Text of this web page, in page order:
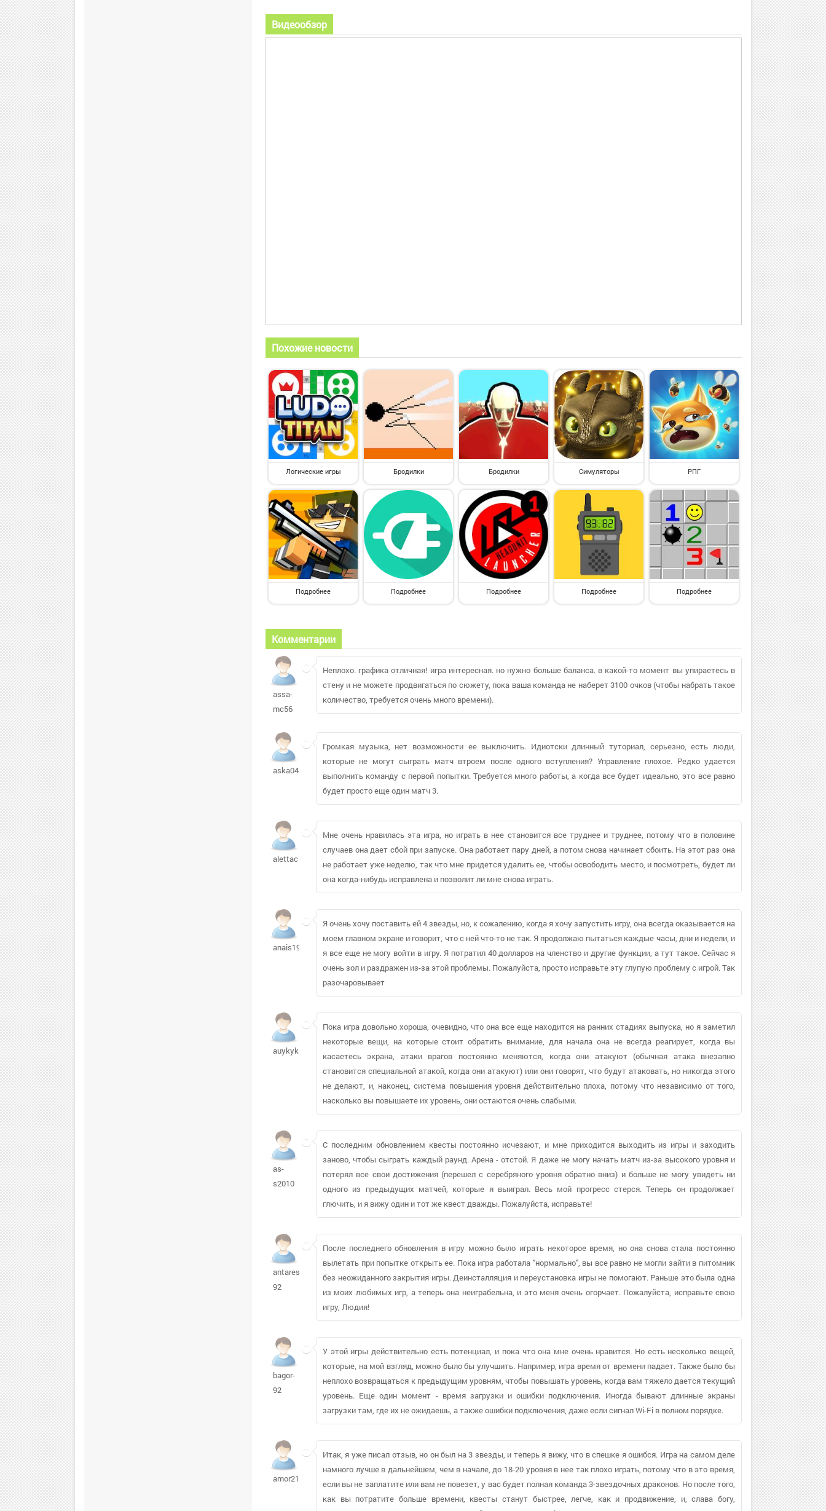
Видеообзор
Похожие новости
Логические игры Бродилки Бродилки Симуляторы РПГ
Подробнее Подробнее Подробнее Подробнее Подробнее
Комментарии
assa-
mc56
Неплохо. графика отличная! игра интересная. но нужно больше баланса. в какой-то момент вы упираетесь в
стену и не можете продвигаться по сюжету, пока ваша команда не наберет 3100 очков (чтобы набрать такое
количество, требуется очень много времени).
aska0485
Громкая музыка, нет возможности ее выключить. Идиотски длинный туториал, серьезно, есть люди,
которые не могут сыграть матч втроем после одного вступления? Управление плохое. Редко удается
выполнить команду с первой попытки. Требуется много работы, а когда все будет идеально, это все равно
будет просто еще один матч 3.
alettac
Мне очень нравилась эта игра, но играть в нее становится все труднее и труднее, потому что в половине
случаев она дает сбой при запуске. Она работает пару дней, а потом снова начинает сбоить. На этот раз она
не работает уже неделю, так что мне придется удалить ее, чтобы освободить место, и посмотреть, будет ли
она когда-нибудь исправлена и позволит ли мне снова играть.
anais1973
Я очень хочу поставить ей 4 звезды, но, к сожалению, когда я хочу запустить игру, она всегда оказывается на
моем главном экране и говорит, что с ней что-то не так. Я продолжаю пытаться каждые часы, дни и недели, и
я все еще не могу войти в игру. Я потратил 40 долларов на членство и другие функции, а тут такое. Сейчас я
очень зол и раздражен из-за этой проблемы. Пожалуйста, просто исправьте эту глупую проблему с игрой. Так
разочаровывает
auykykaidi573
Пока игра довольно хороша, очевидно, что она все еще находится на ранних стадиях выпуска, но я заметил
некоторые вещи, на которые стоит обратить внимание, для начала она не всегда реагирует, когда вы
касаетесь экрана, атаки врагов постоянно меняются, когда они атакуют (обычная атака внезапно
становится специальной атакой, когда они атакуют) или они говорят, что будут атаковать, но никогда этого
не делают, и, наконец, система повышения уровня действительно плоха, потому что независимо от того,
насколько вы повышаете их уровень, они остаются очень слабыми.
as-
s2010
С последним обновлением квесты постоянно исчезают, и мне приходится выходить из игры и заходить
заново, чтобы сыграть каждый раунд. Арена - отстой. Я даже не могу начать матч из-за высокого уровня и
потерял все свои достижения (перешел с серебряного уровня обратно вниз) и больше не могу увидеть ни
одного из предыдущих матчей, которые я выиграл. Весь мой прогресс стерся. Теперь он продолжает
глючить, и я вижу один и тот же квест дважды. Пожалуйста, исправьте!
antares-
92
После последнего обновления в игру можно было играть некоторое время, но она снова стала постоянно
вылетать при попытке открыть ее. Пока игра работала "нормально", вы все равно не могли зайти в питомник
без неожиданного закрытия игры. Деинсталляция и переустановка игры не помогают. Раньше это была одна
из моих любимых игр, а теперь она неиграбельна, и это меня очень огорчает. Пожалуйста, исправьте свою
игру, Людия!
bagor-
92
У этой игры действительно есть потенциал, и пока что она мне очень нравится. Но есть несколько вещей,
которые, на мой взгляд, можно было бы улучшить. Например, игра время от времени падает. Также было бы
неплохо возвращаться к предыдущим уровням, чтобы повышать уровень, когда вам тяжело дается текущий
уровень. Еще один момент - время загрузки и ошибки подключения. Иногда бывают длинные экраны
загрузки там, где их не ожидаешь, а также ошибки подключения, даже если сигнал Wi-Fi в полном порядке.
amor2142
Итак, я уже писал отзыв, но он был на 3 звезды, и теперь я вижу, что в спешке я ошибся. Игра на самом деле
намного лучше в дальнейшем, чем в начале, до 18-20 уровня в нее так плохо играть, потому что в это время,
если вы не заплатите или вам не повезет, у вас будет полная команда 3-звездочных драконов. Но после того,
как вы потратите больше времени, квесты станут быстрее, легче, как и продвижение, и, слава богу,